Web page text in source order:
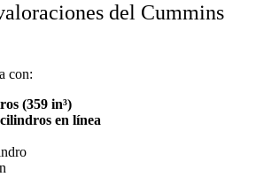
del Cummins
con:
(359 in³)
en línea